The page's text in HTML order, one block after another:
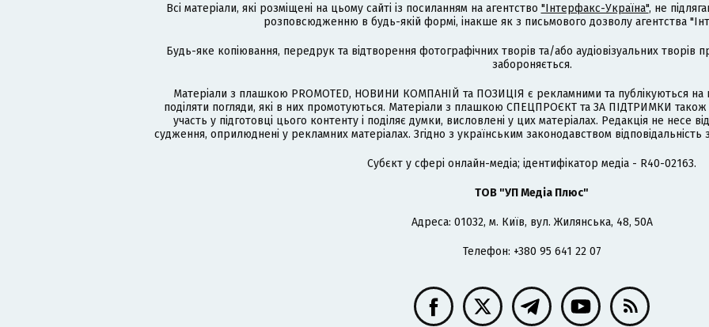
Всі матеріали, які розміщені на цьому сайті із посиланням на агентство "Інтерфакс-Україна", не
розповсюдженню в будь-якій формі, інакше як з письмового дозволу агентства
Будь-яке копіювання, передрук та відтворення фотографічних творів та/або аудіовізуальних
забороняється.
Матеріали з плашкою PROMOTED, НОВИНИ КОМПАНІЙ та ПОЗИЦІЯ є рекламними та публікуються на
поділяти погляди, які в них промотуються. Матеріали з плашкою СПЕЦПРОЄКТ та ЗА ПІДТРИМКИ
участь у підготовці цього контенту і поділяє думки, висловлені у цих матеріалах. Редакція не несе
судження, оприлюднені у рекламних матеріалах. Згідно з українським законодавством
Cубєкт у сфері онлайн-медіа; ідентифікатор медіа - R40-02163.
ТОВ "УП Медіа Плюс"
Адреса: 01032, м. Київ, вул. Жилянська, 48, 50А
Телефон: +380 95 641 22 07